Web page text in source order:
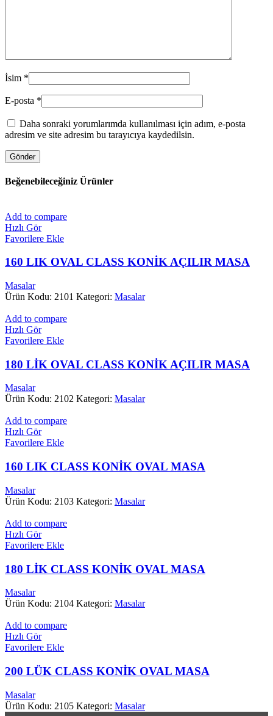
İsim *
E-posta *
Daha sonraki yorumlarımda kullanılması için adım, e-posta
adresim ve site adresim bu tarayıcıya kaydedilsin.
Beğenebileceğiniz Ürünler
Add to compare
Hızlı Gör
Favorilere Ekle
160 LIK OVAL CLASS KONİK AÇILIR MASA
Masalar
Ürün Kodu: 2101 Kategori: Masalar
Add to compare
Hızlı Gör
Favorilere Ekle
180 LİK OVAL CLASS KONİK AÇILIR MASA
Masalar
Ürün Kodu: 2102 Kategori: Masalar
Add to compare
Hızlı Gör
Favorilere Ekle
160 LIK CLASS KONİK OVAL MASA
Masalar
Ürün Kodu: 2103 Kategori: Masalar
Add to compare
Hızlı Gör
Favorilere Ekle
180 LİK CLASS KONİK OVAL MASA
Masalar
Ürün Kodu: 2104 Kategori: Masalar
Add to compare
Hızlı Gör
Favorilere Ekle
200 LÜK CLASS KONİK OVAL MASA
Masalar
Ürün Kodu: 2105 Kategori: Masalar